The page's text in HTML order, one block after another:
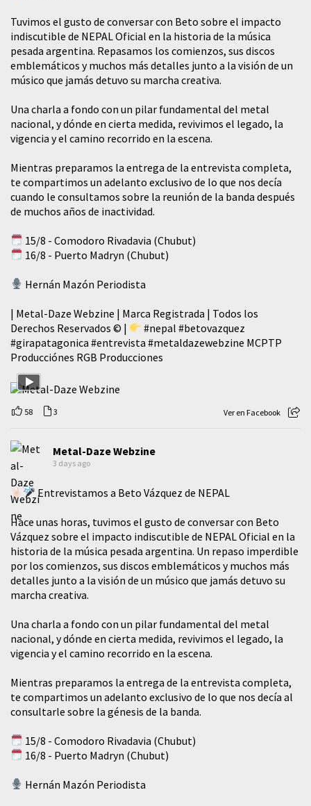
Tuvimos el gusto de conversar con Beto sobre el impacto
indiscutible de NEPAL Oficial en la historia de la música
pesada argentina. Repasamos los comienzos, sus discos
emblemáticos y muchos más detalles junto a la visión de un
músico que jamás detuvo su marcha creativa.
​Una charla a fondo con un pilar fundamental del metal
nacional, y dónde en cierta medida, revivimos el legado, la
vigencia y el camino recorrido en la escena.
Mientras preparamos la entrega de la entrevista completa,
te compartimos un adelanto exclusivo de lo que nos decía
cuando le consultamos sobre la reunión de la banda después
de muchos años de inactividad.
15/8 - Comodoro Rivadavia (Chubut)
16/8 - Puerto Madryn (Chubut)
Hernán Mazón Periodista
| Metal-Daze Webzine | Marca Registrada | Todos los
Derechos Reservados © |
#nepal #betovazquez
#girapatagonica #entrevista #metaldazewebzine MCPTP
Producciónes RGB Producciones
58 3 Ver en Facebook
Metal-Daze Webzine
3 days ago
Entrevistamos a Beto Vázquez de NEPAL
Hace unas horas, tuvimos el gusto de conversar con Beto
Vázquez sobre el impacto indiscutible de NEPAL Oficial en la
historia de la música pesada argentina. Un repaso imperdible
por los comienzos, sus discos emblemáticos y muchos más
detalles junto a la visión de un músico que jamás detuvo su
marcha creativa.
​Una charla a fondo con un pilar fundamental del metal
nacional, y dónde en cierta medida, revivimos el legado, la
vigencia y el camino recorrido en la escena.
Mientras preparamos la entrega de la entrevista completa,
te compartimos un adelanto exclusivo de lo que nos decía al
consultarle sobre la génesis de la banda.
15/8 - Comodoro Rivadavia (Chubut)
16/8 - Puerto Madryn (Chubut)
Hernán Mazón Periodista